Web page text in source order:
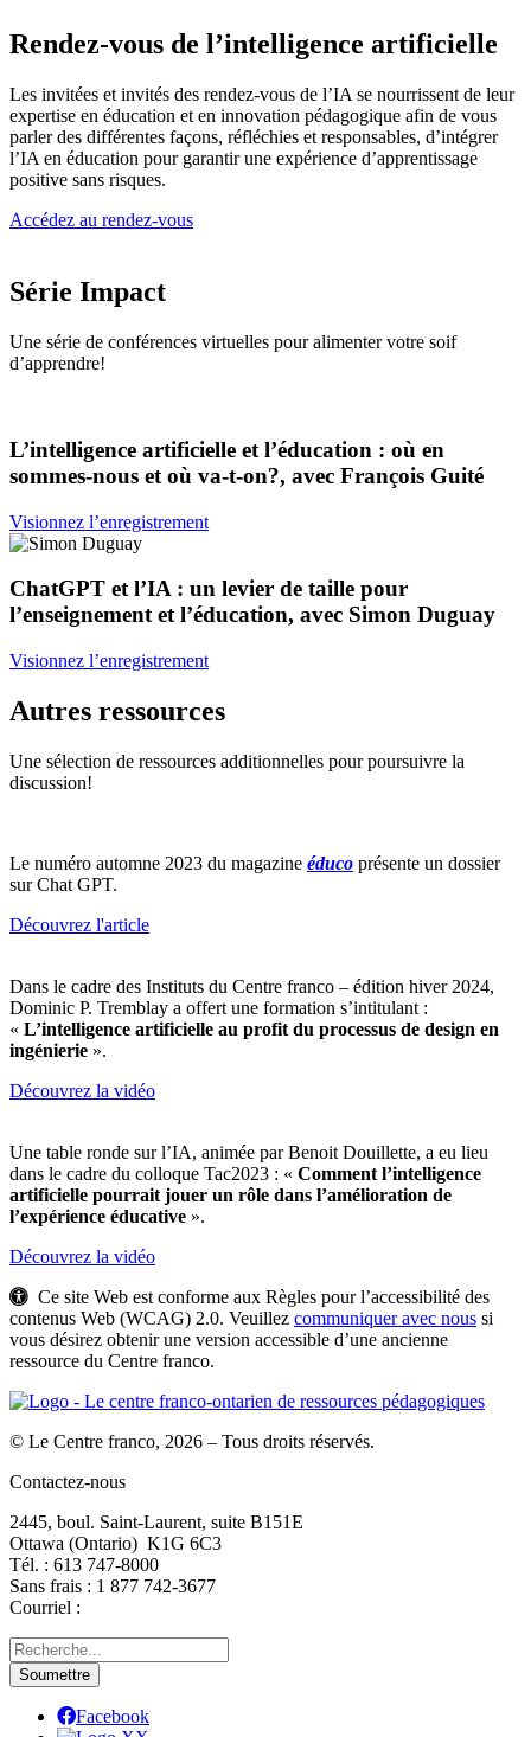
Rendez-vous de l’intelligence artificielle
Les invitées et invités des rendez-vous de l’IA se nourrissent de leur
expertise en éducation et en innovation pédagogique afin de vous
parler des différentes façons, réfléchies et responsables, d’intégrer
l’IA en éducation pour garantir une expérience d’apprentissage
positive sans risques.
Accédez au rendez-vous
Série Impact
Une série de conférences virtuelles pour alimenter votre soif
d’apprendre!
L’intelligence artificielle et l’éducation : où en
sommes-nous et où va-t-on?, avec François Guité
Visionnez l’enregistrement
ChatGPT et l’IA : un levier de taille pour
l’enseignement et l’éducation, avec Simon Duguay
Visionnez l’enregistrement
Autres ressources
Une sélection de ressources additionnelles pour poursuivre la
discussion!
Le numéro automne 2023 du magazine éduco présente un dossier
sur Chat GPT.
Découvrez l'article
Dans le cadre des Instituts du Centre franco – édition hiver 2024,
Dominic P. Tremblay a offert une formation s’intitulant :
« L’intelligence artificielle au profit du processus de design en
ingénierie ».
Découvrez la vidéo
Une table ronde sur l’IA, animée par Benoit Douillette, a eu lieu
dans le cadre du colloque Tac2023 : « Comment l’intelligence
artificielle pourrait jouer un rôle dans l’amélioration de
l’expérience éducative ».
Découvrez la vidéo
Ce site Web est conforme aux Règles pour l’accessibilité des
contenus Web (WCAG) 2.0. Veuillez communiquer avec nous si
vous désirez obtenir une version accessible d’une ancienne
ressource du Centre franco.
© Le Centre franco, 2026 – Tous droits réservés.
Contactez-nous
2445, boul. Saint-Laurent, suite B151E
Ottawa (Ontario) K1G 6C3
Tél. : 613 747‑8000
Sans frais : 1 877 742‑3677
Courriel :
Facebook